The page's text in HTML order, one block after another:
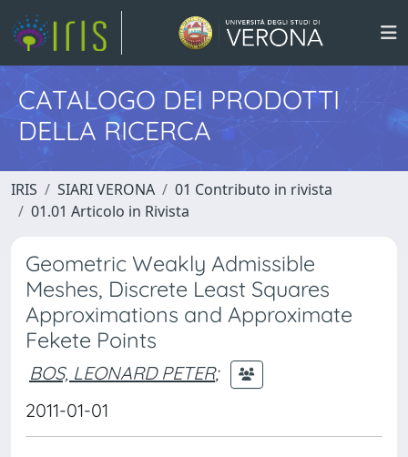
CATALOGO DEI PRODOTTI
DELLA RICERCA
IRIS SIARI VERONA
01 Contributo in rivista
01.01 Articolo in Rivista
Geometric Weakly Admissible
Meshes, Discrete Least Squares
Approximations and Approximate
Fekete Points
BOS, LEONARD PETER;
2011-01-01